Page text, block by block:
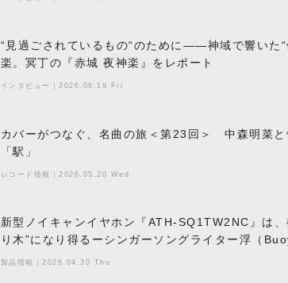
“見過ごされているもの“のために――神域で響いた“
楽。冥丁の『赤城 夜神楽』をレポート
インタビュー 2026.06.19 Fri
カバーがつなぐ、名曲の旅＜第23回＞ 中森明菜と
「駅」
レコード情報 2026.05.20 Wed
新型ノイキャンイヤホン『ATH-SQ1TW2NC』は、
り木”になり得るーシンガーソングライター浮（
製品情報 2026.04.30 Thu